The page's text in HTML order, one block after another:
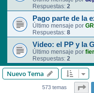
Respuestas: 2
Pago parte de la
Último mensaje por
Respuestas: 8
Video: el PP y la
Último mensaje por
Respuestas: 2
Nuevo Tema
573 temas